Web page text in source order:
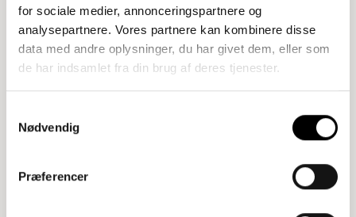
for sociale medier, annonceringspartnere og
analysepartnere. Vores partnere kan kombinere disse
data med andre oplysninger, du har givet dem, eller som
de har indsamlet fra din brug af deres tjenester.
Nødvendig
Præferencer
Sofabord – Stor, Røget Eg, Brun